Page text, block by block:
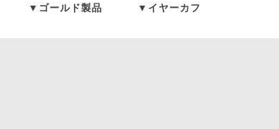
▼ゴールド製品 ▼イヤーカフ